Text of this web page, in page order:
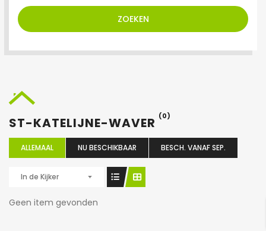
ZOEKEN
ST-KATELIJNE-WAVER (0)
ALLEMAAL NU BESCHIKBAAR BESCH. VANAF SEP.
In de Kijker
Geen item gevonden